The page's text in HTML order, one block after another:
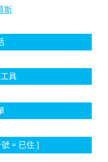
斯
具
= 已住 ]